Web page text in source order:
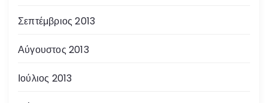
Σεπτέμβριος 2013
Αύγουστος 2013
Ιούλιος 2013